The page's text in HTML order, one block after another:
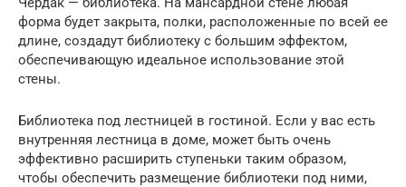
форма будет закрыта, полки, расположенные по всей ее
длине, создадут библиотеку с большим эффектом,
обеспечивающую идеальное использование этой
стены.
Библиотека под лестницей в гостиной. Если у вас есть
внутренняя лестница в доме, может быть очень
эффективно расширить ступеньки таким образом,
чтобы обеспечить размещение библиотеки под ними,